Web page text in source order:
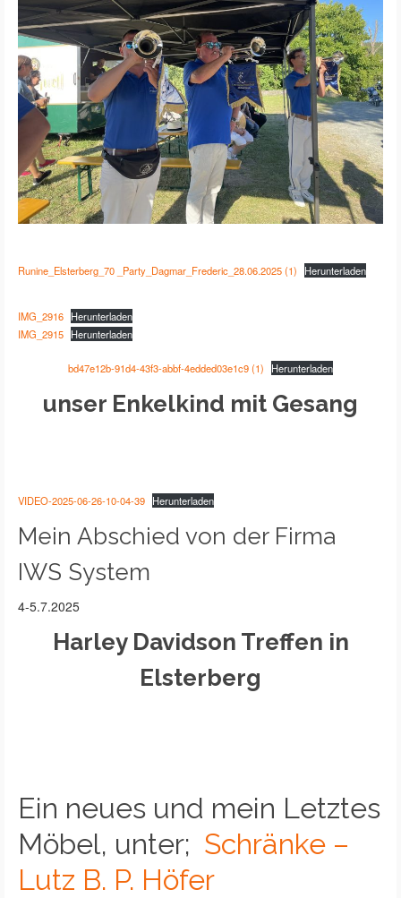
Runine_Elsterberg_70 _Party_Dagmar_Frederic_28.06.2025 (1) Herunterladen
IMG_2916 Herunterladen
IMG_2915 Herunterladen
bd47e12b-91d4-43f3-abbf-4edded03e1c9 (1) Herunterladen
unser Enkelkind mit Gesang
VIDEO-2025-06-26-10-04-39 Herunterladen
Mein Abschied von der Firma
IWS System
4-5.7.2025
Harley Davidson Treffen in
Elsterberg
Ein neues und mein Letztes
Möbel, unter; Schränke –
Lutz B. P. Höfer